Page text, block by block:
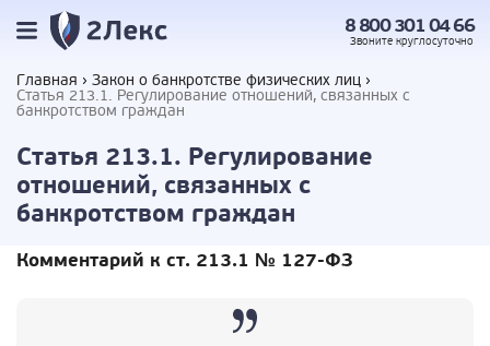
8 800 301 04 66
Звоните круглосуточно
Главная
Закон о банкротстве физических лиц
Статья 213.1. Регулирование отношений, связанных с
банкротством граждан
Статья 213.1. Регулирование
отношений, связанных с
банкротством граждан
Комментарий к ст. 213.1 № 127-ФЗ